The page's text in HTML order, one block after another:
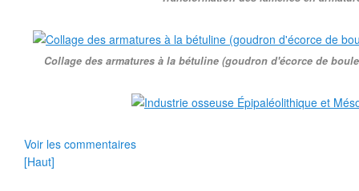
Collage des armatures à la bétuline (goudron d'écorce de
Voir les commentaires
[Haut]